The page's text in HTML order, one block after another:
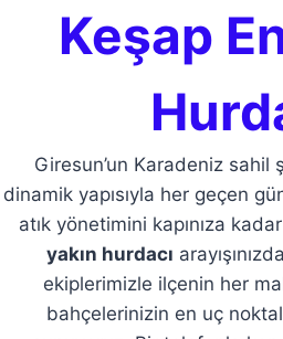
Keşap
Giresun’un Karadeniz sahil
dinamik yapısıyla her geçen
atık yönetimini kapınıza
yakın hurdacı
ekiplerimizle ilçenin her
bahçelerinizin en uç